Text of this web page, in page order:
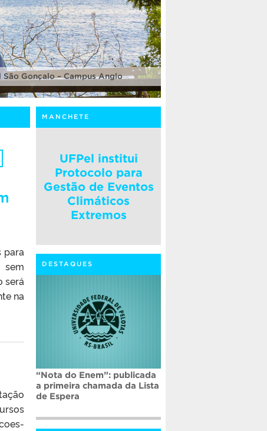
São Gonçalo – Campus Anglo
para
será
na
MANCHETE
UFPel institui
Protocolo para
Gestão de Eventos
Climáticos
Extremos
DESTAQUES
“Nota do Enem”: publicada
a primeira chamada da Lista
de Espera